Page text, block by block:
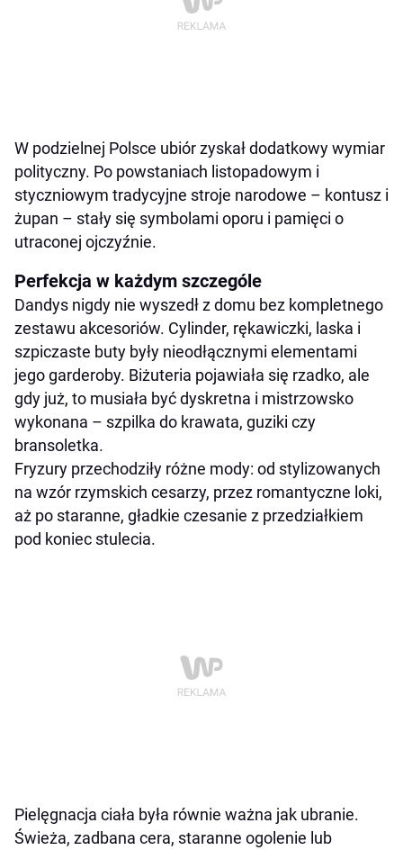
W podzielnej Polsce ubiór zyskał dodatkowy wymiar
polityczny. Po powstaniach listopadowym i
styczniowym tradycyjne stroje narodowe – kontusz i
żupan – stały się symbolami oporu i pamięci o
utraconej ojczyźnie.
Perfekcja w każdym szczególe
Dandys nigdy nie wyszedł z domu bez kompletnego
zestawu akcesoriów. Cylinder, rękawiczki, laska i
szpiczaste buty były nieodłącznymi elementami
jego garderoby. Biżuteria pojawiała się rzadko, ale
gdy już, to musiała być dyskretna i mistrzowsko
wykonana – szpilka do krawata, guziki czy
bransoletka.
Fryzury przechodziły różne mody: od stylizowanych
na wzór rzymskich cesarzy, przez romantyczne loki,
aż po staranne, gładkie czesanie z przedziałkiem
pod koniec stulecia.
Pielęgnacja ciała była równie ważna jak ubranie.
Świeża, zadbana cera, staranne ogolenie lub